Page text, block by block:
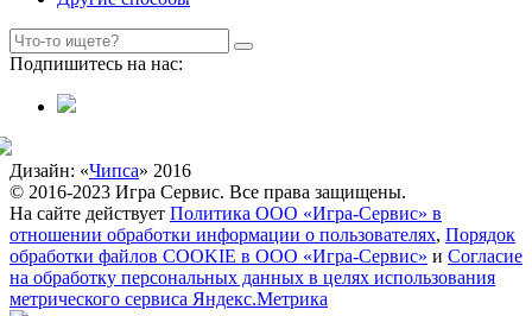
Подпишитесь на нас:
Дизайн: «Чипса» 2016
© 2016-2023 Игра Сервис. Все права защищены.
На сайте действует Политика ООО «Игра-Сервис» в
отношении обработки информации о пользователях, Порядок
обработки файлов COOKIE в ООО «Игра-Сервис» и Согласие
на обработку персональных данных в целях использования
метрического сервиса Яндекс.Метрика